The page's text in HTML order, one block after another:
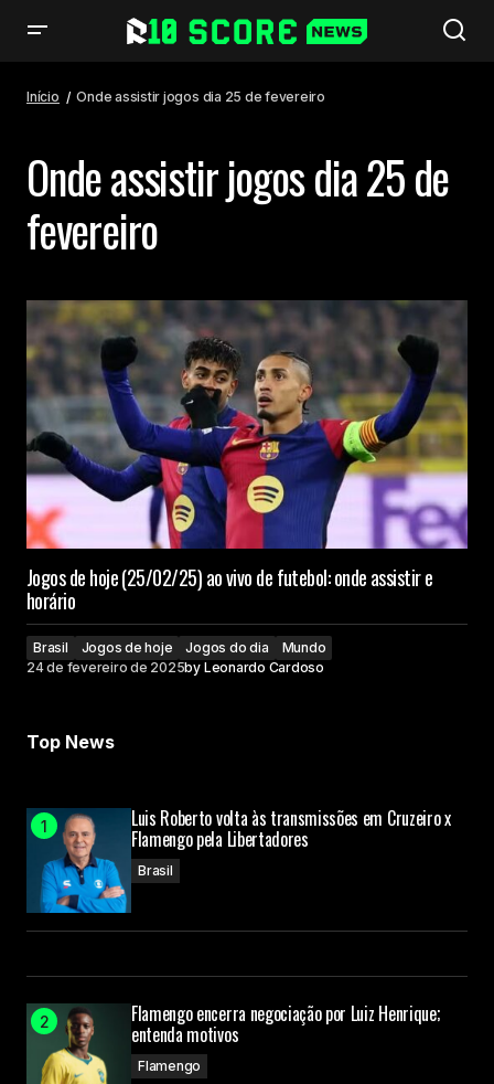
Início Onde assistir jogos dia 25 de fevereiro
Onde assistir jogos dia 25 de
fevereiro
Jogos de hoje (25/02/25) ao vivo de futebol: onde assistir e
horário
Brasil Jogos de hoje Jogos do dia
Mundo
24 de fevereiro de 2025by Leonardo Cardoso
Top News
Luis Roberto volta às transmissões em Cruzeiro x
Flamengo pela Libertadores
Brasil
Flamengo encerra negociação por Luiz Henrique;
entenda motivos
Flamengo